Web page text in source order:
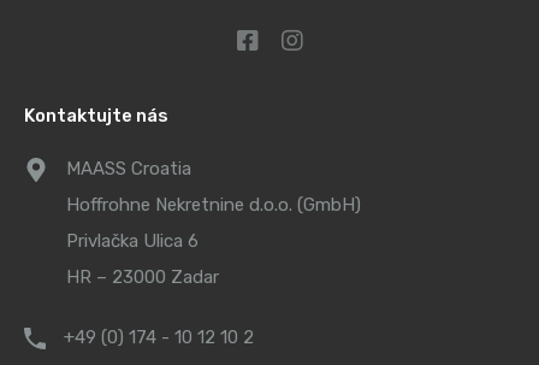
Kontaktujte nás
MAASS Croatia
Hoffrohne Nekretnine d.o.o. (GmbH)
Privlačka Ulica 6
HR – 23000 Zadar
+49 (0) 174 - 10 12 10 2